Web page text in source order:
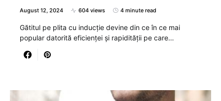
August 12, 2024 604 views 4 minute read
Gătitul pe plita cu inducție devine din ce în ce mai
popular datorită eficienței și rapidității pe care…